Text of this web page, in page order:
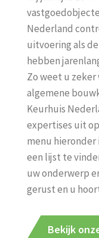
Nederland
uitvoering als
hebben
Zo weet u zeker
algemene
Keurhuis
expertises uit
menu hieronder
een lijst te
uw onderwerp
gerust en u
Bekijk